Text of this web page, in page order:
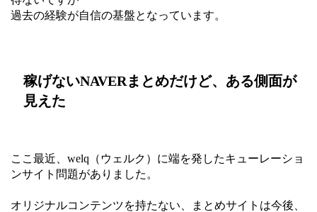
過去の経験が自信の基盤となっています。
稼げないNAVERまとめだけど、ある側面が
見えた
ここ最近、welq（ウェルク）に端を発したキューレーショ
ンサイト問題がありました。
オリジナルコンテンツを持たない、まとめサイトは今後、